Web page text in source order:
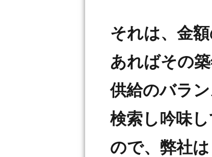
それは、金
あればその
供給のバラ
検索し吟味
ので、弊社